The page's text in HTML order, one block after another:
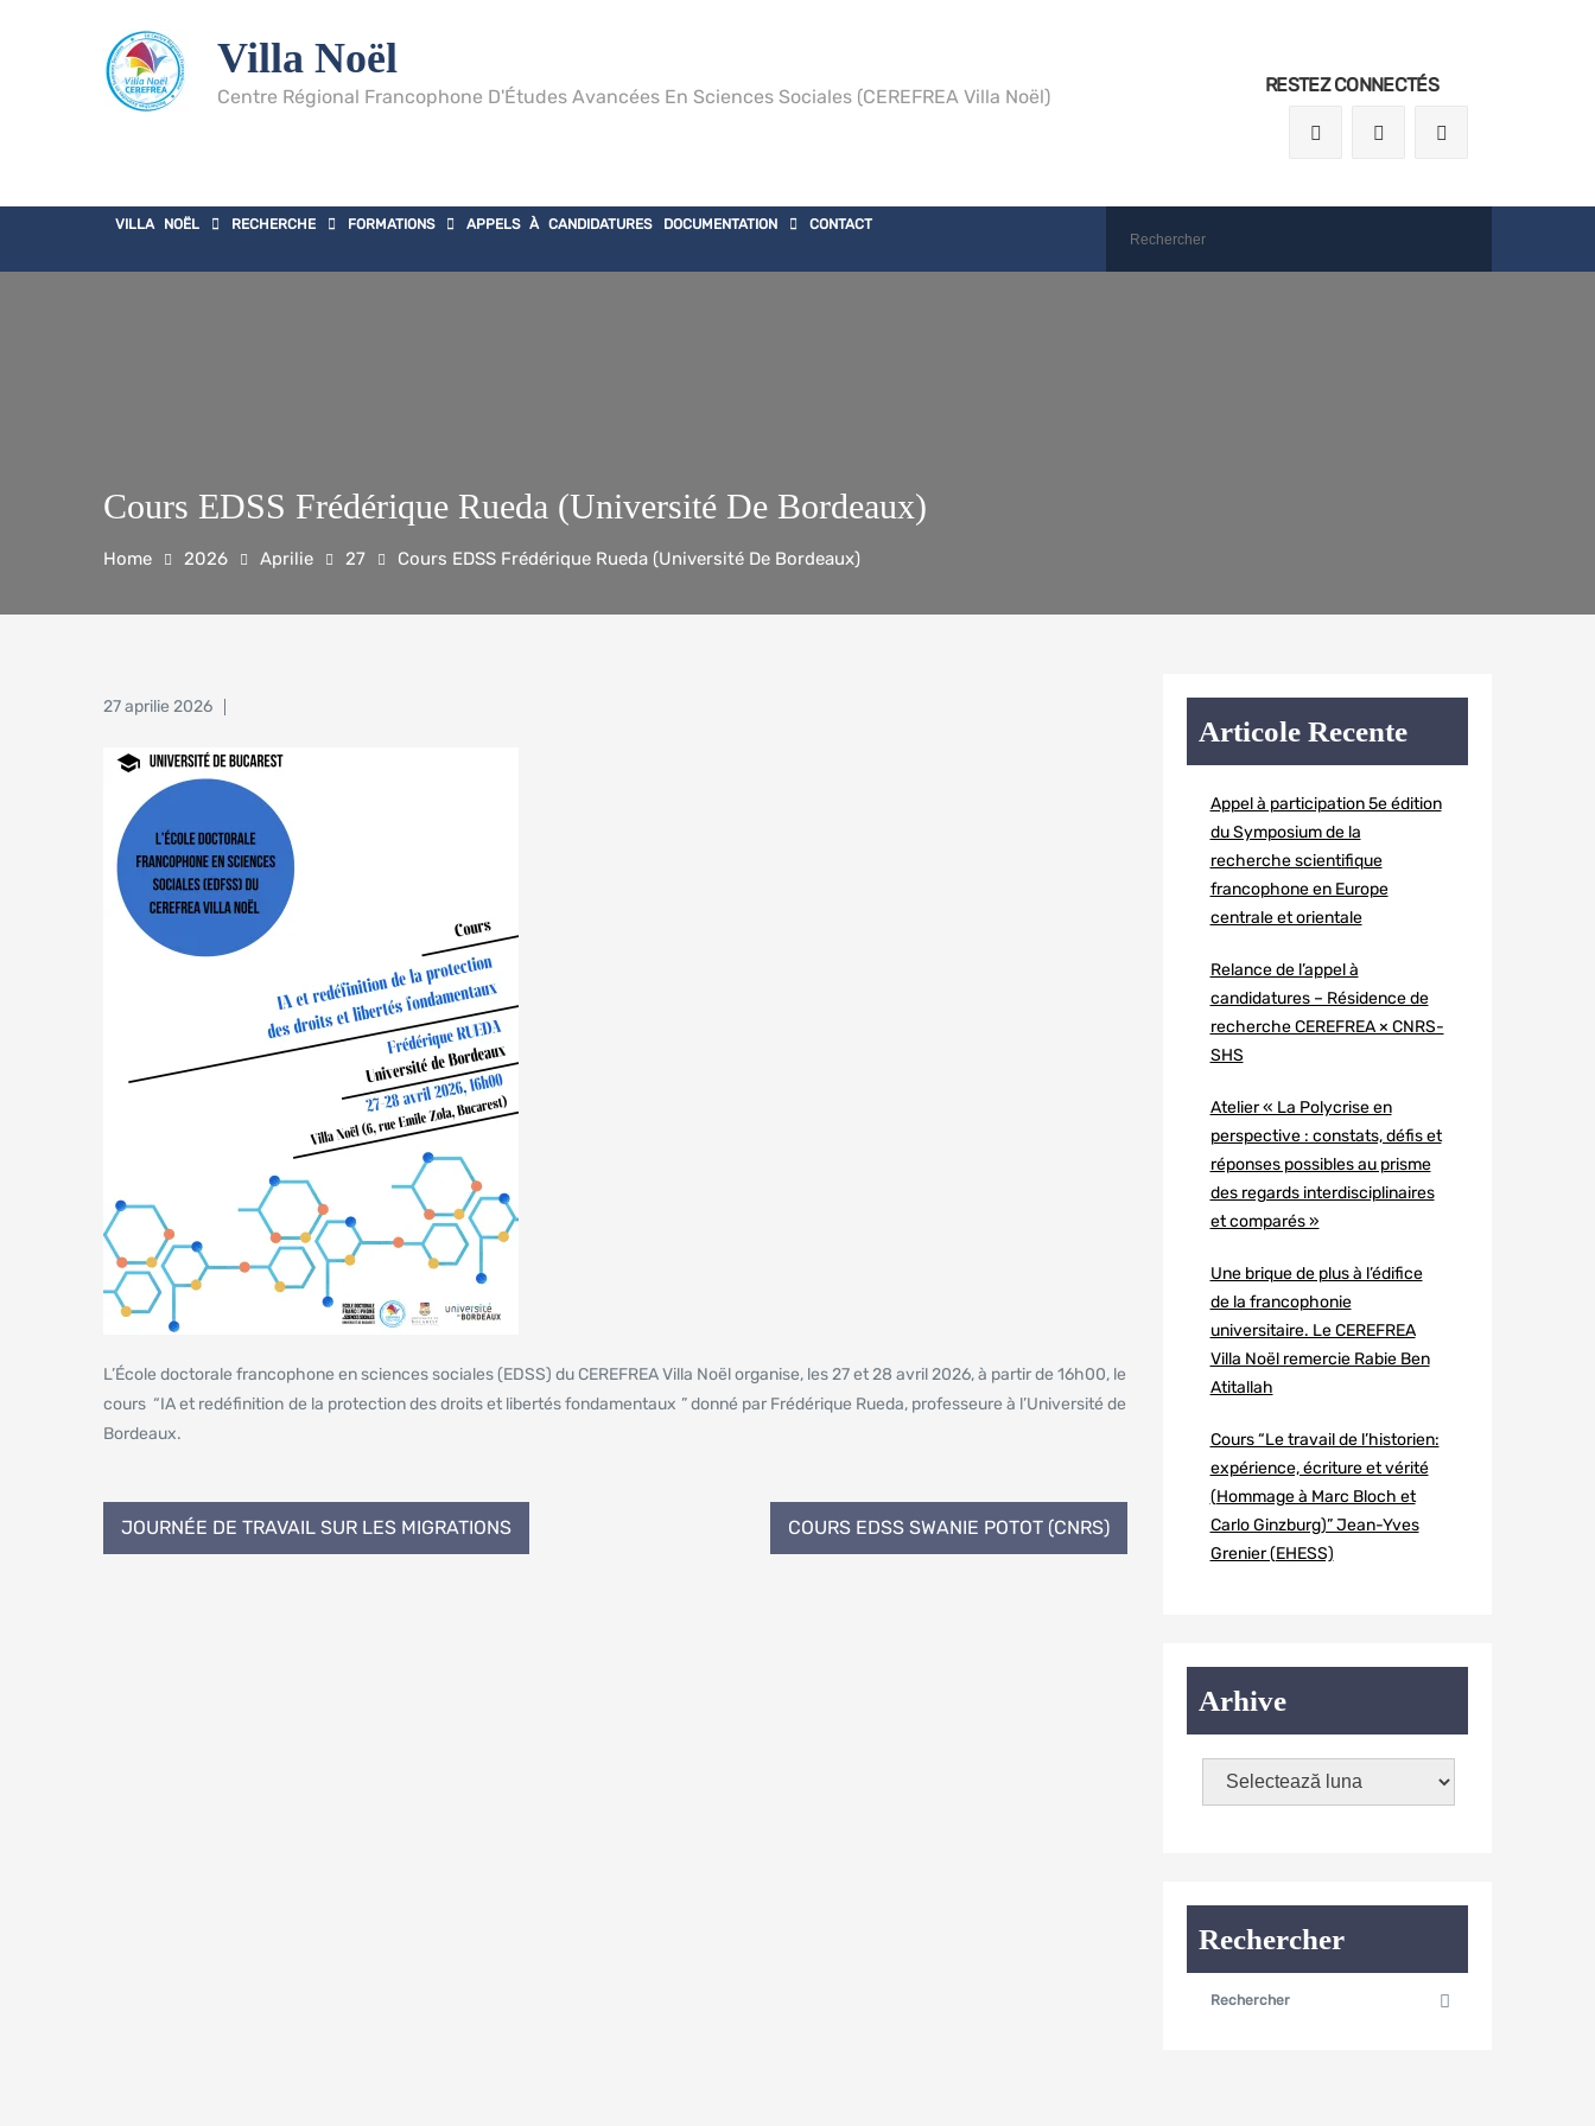
Villa Noël
Centre Régional Francophone D'Études Avancées En Sciences Sociales (CEREFREA Villa Noël) RESTEZ CONNECTÉS
VILLA NOËL RECHERCHE FORMATIONS APPELS À CANDIDATURES DOCUMENTATION CONTACT
Cours EDSS Frédérique Rueda (Université De Bordeaux)
Home 2026 Aprilie 27 Cours EDSS Frédérique Rueda (Université De Bordeaux)
27 aprilie 2026
L’École doctorale francophone en sciences sociales (EDSS) du CEREFREA Villa Noël organise, les 27 et 28 avril 2026, à partir de 16h00, le
cours “IA et redéfinition de la protection des droits et libertés fondamentaux ” donné par Frédérique Rueda, professeure à l’Université de
Bordeaux.
JOURNÉE DE TRAVAIL SUR LES MIGRATIONS COURS EDSS SWANIE POTOT (CNRS)
Articole Recente
Appel à participation 5e édition
du Symposium de la
recherche scientifique
francophone en Europe
centrale et orientale
Relance de l’appel à
candidatures – Résidence de
recherche CEREFREA × CNRS-
SHS
Atelier « La Polycrise en
perspective : constats, défis et
réponses possibles au prisme
des regards interdisciplinaires
et comparés »
Une brique de plus à l’édifice
de la francophonie
universitaire. Le CEREFREA
Villa Noël remercie Rabie Ben
Atitallah
Cours “Le travail de l’historien:
expérience, écriture et vérité
(Hommage à Marc Bloch et
Carlo Ginzburg)” Jean-Yves
Grenier (EHESS)
Arhive
Rechercher